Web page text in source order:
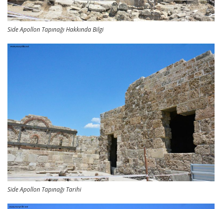
Side Apollon Tapınağı Hakkında Bilgi
Side Apollon Tapınağı Tarihi